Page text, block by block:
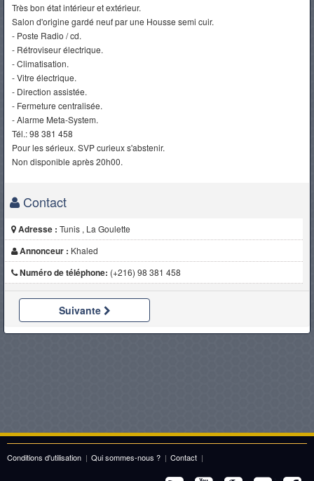
Très bon état intérieur et extérieur.
Salon d'origine gardé neuf par une Housse semi cuir.
- Poste Radio / cd.
- Rétroviseur électrique.
- Climatisation.
- Vitre électrique.
- Direction assistée.
- Fermeture centralisée.
- Alarme Meta-System.
Tél.: 98 381 458
Pour les sérieux. SVP curieux s'abstenir.
Non disponible après 20h00.
Contact
Adresse : Tunis , La Goulette
Annonceur : Khaled
Numéro de téléphone: (+216) 98 381 458
Suivante
Conditions d'utilisation | Qui sommes-nous ? | Contact |